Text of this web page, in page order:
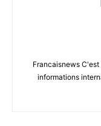
Francaisnews
informations